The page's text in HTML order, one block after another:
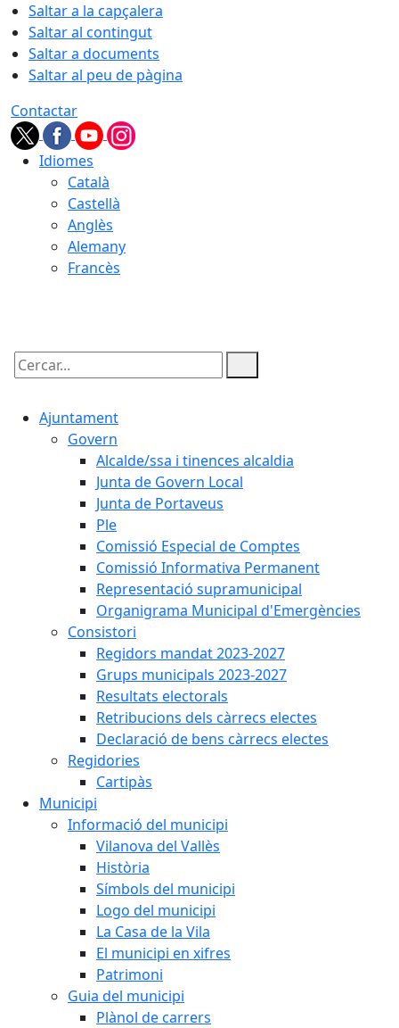
Saltar a la capçalera
Saltar al contingut
Saltar a documents
Saltar al peu de pàgina
Contactar
Idiomes
Català
Castellà
Anglès
Alemany
Francès
Cercar:
Ajuntament
Govern
Alcalde/ssa i tinences alcaldia
Junta de Govern Local
Junta de Portaveus
Ple
Comissió Especial de Comptes
Comissió Informativa Permanent
Representació supramunicipal
Organigrama Municipal d'Emergències
Consistori
Regidors mandat 2023-2027
Grups municipals 2023-2027
Resultats electorals
Retribucions dels càrrecs electes
Declaració de bens càrrecs electes
Regidories
Cartipàs
Municipi
Informació del municipi
Vilanova del Vallès
Història
Símbols del municipi
Logo del municipi
La Casa de la Vila
El municipi en xifres
Patrimoni
Guia del municipi
Plànol de carrers